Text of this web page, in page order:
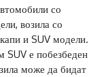
со
возила со
и SUV модели.
SUV е побезбеден
може да бидат